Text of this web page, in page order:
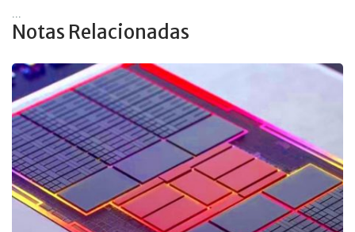
Notas Relacionadas